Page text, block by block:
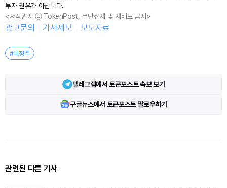
투자 권유가 아닙니다.
<저작권자 ⓒ TokenPost, 무단전재 및 재배포 금지>
광고문의 기사제보 보도자료
#특징주
텔레그램에서 토큰포스트 속보 보기
구글뉴스에서 토큰포스트 팔로우하기
관련된 다른 기사